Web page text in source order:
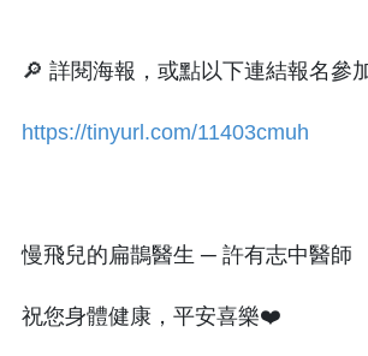
🔎 詳閱海報，或點以下連結報名參
https://tinyurl.com/11403cmuh
慢飛兒的扁鵲醫生 ─ 許有志中醫師
祝您身體健康，平安喜樂❤️